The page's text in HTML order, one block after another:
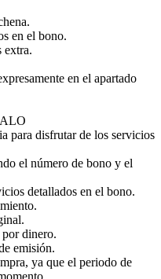
en el bono.
extra.
en el apartado
para disfrutar de los servicios
el número de bono y el
detallados en el bono.
por dinero.
emisión.
ya que el periodo de